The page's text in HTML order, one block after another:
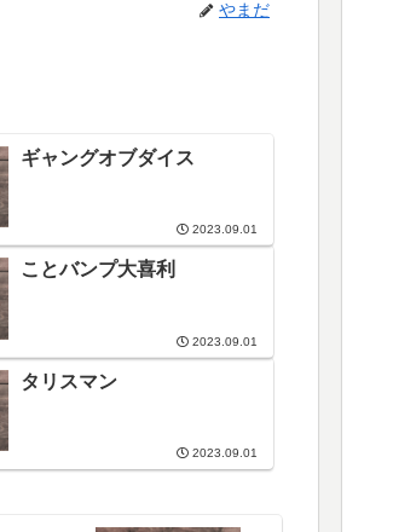
やまだ
ギャングオブダイス
2023.09.01
ことバンプ大喜利
2023.09.01
タリスマン
2023.09.01